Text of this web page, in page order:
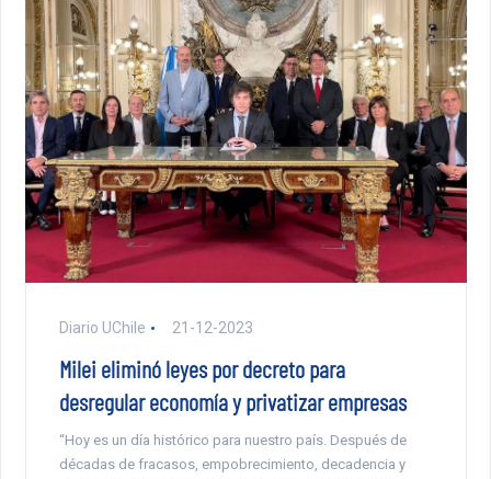
Diario UChile 21-12-2023
Milei eliminó leyes por decreto para
desregular economía y privatizar empresas
“Hoy es un día histórico para nuestro país. Después de
décadas de fracasos, empobrecimiento, decadencia y